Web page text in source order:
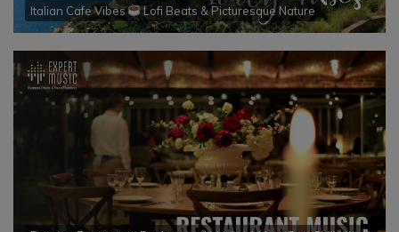
Italian Cafe Vibes Lofi Beats & Picturesque Nature